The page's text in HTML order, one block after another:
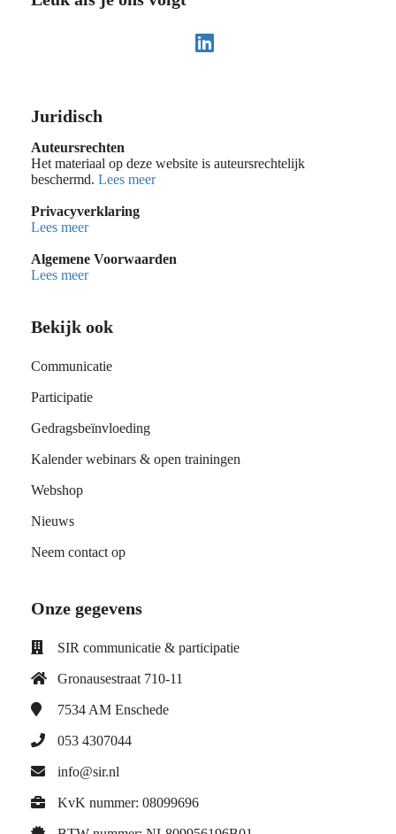
Juridisch
Auteursrechten
Het materiaal op deze website is auteursrechtelijk
beschermd. Lees meer
Privacyverklaring
Lees meer
Algemene Voorwaarden
Lees meer
Bekijk ook
Communicatie
Participatie
Gedragsbeïnvloeding
Kalender webinars & open trainingen
Webshop
Nieuws
Neem contact op
Onze gegevens
SIR communicatie & participatie
Gronausestraat 710-11
7534 AM Enschede
053 4307044
info@sir.nl
KvK nummer: 08099696